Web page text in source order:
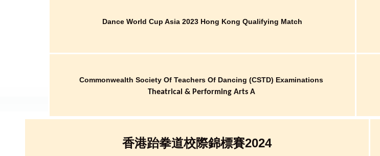
Dance World Cup Asia 2023 Hong Kong Qualifying Match
Commonwealth Society Of Teachers Of Dancing (CSTD) Examinations
Theatrical & Performing Arts A
香港跆拳道校際錦標賽2024